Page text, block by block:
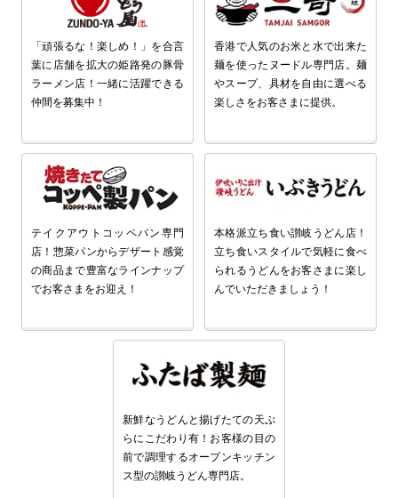
「頑張るな！楽しめ！」を合言
葉に店舗を拡大の姫路発の豚骨
ラーメン店！一緒に活躍できる
仲間を募集中！
香港で人気のお米と水で出来た
麺を使ったヌードル専門店。麺
やスープ、具材を自由に選べる
楽しさをお客さまに提供。
テイクアウトコッペパン専門
店！惣菜パンからデザート感覚
の商品まで豊富なラインナップ
でお客さまをお迎え！
本格派立ち食い讃岐うどん店！
立ち食いスタイルで気軽に食べ
られるうどんをお客さまに楽し
んでいただきましょう！
新鮮なうどんと揚げたての天ぷ
らにこだわり有！お客様の目の
前で調理するオープンキッチン
ス型の讃岐うどん専門店。